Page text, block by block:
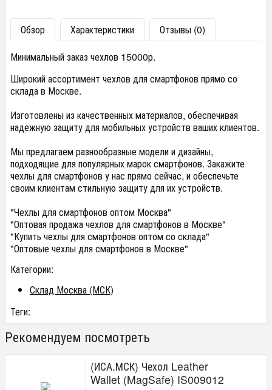
Обзор Характеристики
Отзывы (0)
Минимальный заказ чехлов 15000р.
Широкий ассортимент чехлов для смартфонов прямо со
склада в Москве.
Изготовлены из качественных материалов, обеспечивая
надежную защиту для мобильных устройств ваших клиентов.
Мы предлагаем разнообразные модели и дизайны,
подходящие для популярных марок смартфонов. Закажите
чехлы для смартфонов у нас прямо сейчас, и обеспечьте
своим клиентам стильную защиту для их устройств.
"Чехлы для смартфонов оптом Москва"
"Оптовая продажа чехлов для смартфонов в Москве"
"Купить чехлы для смартфонов оптом со склада"
"Оптовые чехлы для смартфонов в Москве"
Категории:
Склад Москва (МСК)
Теги:
Рекомендуем посмотреть
(ИСА.МСК) Чехол Leather
Wallet (MagSafe) IS009012